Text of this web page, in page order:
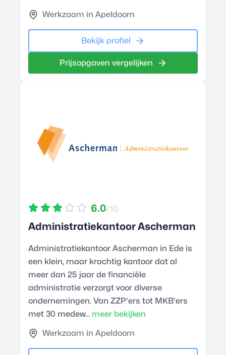
Werkzaam in Apeldoorn
Bekijk profiel
Prijsopgaven vergelijken
6.0/10
Administratiekantoor Ascherman
Administratiekantoor Ascherman in Ede is
een klein, maar krachtig kantoor dat al
meer dan 25 jaar de financiële
administratie verzorgt voor diverse
ondernemingen. Van ZZP'ers tot MKB'ers
met 30 medew... meer bekijken
Werkzaam in Apeldoorn